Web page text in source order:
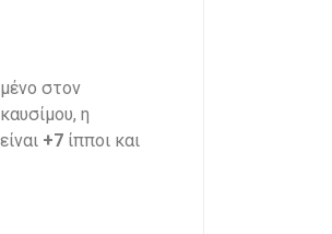
στον
η
+7 ίπποι και